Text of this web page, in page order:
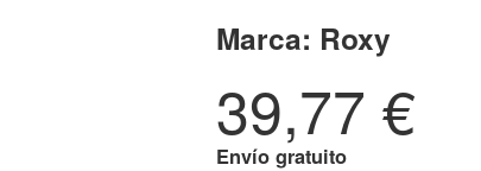
Marca: Roxy
39,77 €
Envío gratuito